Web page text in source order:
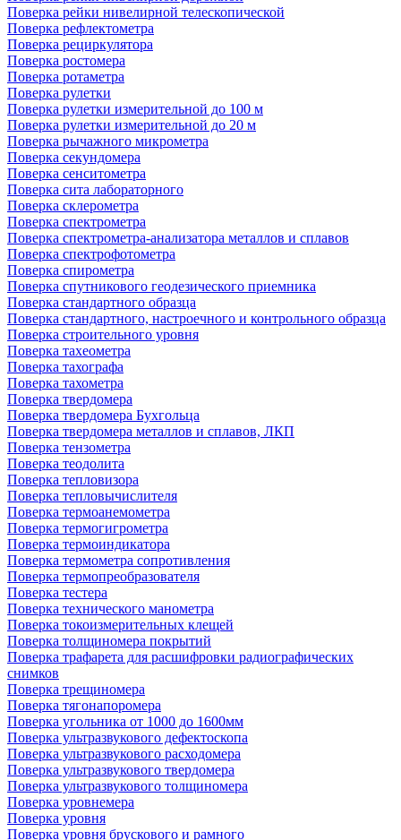
Поверка рейки нивелирной телескопической
Поверка рефлектометра
Поверка рециркулятора
Поверка ростомера
Поверка ротаметра
Поверка рулетки
Поверка рулетки измерительной до 100 м
Поверка рулетки измерительной до 20 м
Поверка рычажного микрометра
Поверка секундомера
Поверка сенситометра
Поверка сита лабораторного
Поверка склерометра
Поверка спектрометра
Поверка спектрометра-анализатора металлов и сплавов
Поверка спектрофотометра
Поверка спирометра
Поверка спутникового геодезического приемника
Поверка стандартного образца
Поверка стандартного, настроечного и контрольного образца
Поверка строительного уровня
Поверка тахеометра
Поверка тахографа
Поверка тахометра
Поверка твердомера
Поверка твердомера Бухгольца
Поверка твердомера металлов и сплавов, ЛКП
Поверка тензометра
Поверка теодолита
Поверка тепловизора
Поверка тепловычислителя
Поверка термоанемометра
Поверка термогигрометра
Поверка термоиндикатора
Поверка термометра сопротивления
Поверка термопреобразователя
Поверка тестера
Поверка технического манометра
Поверка токоизмерительных клещей
Поверка толщиномера покрытий
Поверка трафарета для расшифровки радиографических
снимков
Поверка трещиномера
Поверка тягонапоромера
Поверка угольника от 1000 до 1600мм
Поверка ультразвукового дефектоскопа
Поверка ультразвукового расходомера
Поверка ультразвукового твердомера
Поверка ультразвукового толщиномера
Поверка уровнемера
Поверка уровня
Поверка уровня брускового и рамного